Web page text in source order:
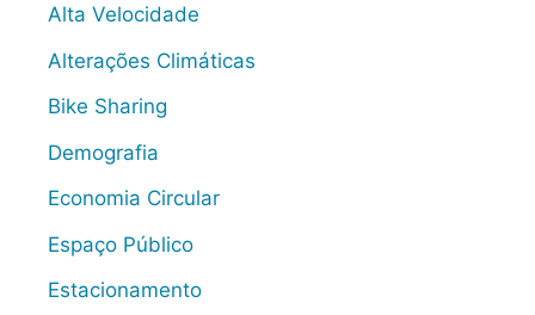
Alta Velocidade
Alterações Climáticas
Bike Sharing
Demografia
Economia Circular
Espaço Público
Estacionamento